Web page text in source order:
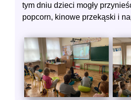
tym dniu dzieci mogły
popcorn, kinowe przekąski i